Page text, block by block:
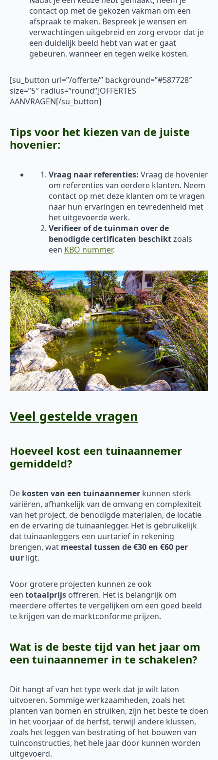
contact op met de gekozen vakman om een
afspraak te maken. Bespreek je wensen en
verwachtingen uitgebreid en zorg ervoor dat je
een duidelijk beeld hebt van wat er gaat
gebeuren, wanneer en tegen welke kosten.
[su_button url=”/offerte/” background=”#587728″
size=”5″ radius=”round”]OFFERTES
AANVRAGEN[/su_button]
Tips voor het kiezen van de juiste
hovenier:
Vraag naar referenties: Vraag de hovenier
om referenties van eerdere klanten. Neem
contact op met deze klanten om te vragen
naar hun ervaringen en tevredenheid met
het uitgevoerde werk.
Verifieer of de tuinman over de
benodigde certificaten beschiktzoals
een KBO nummer.
Veel gestelde vragen
Hoeveel kost een tuinaannemer
gemiddeld?
De kosten van een tuinaannemer kunnen sterk
variëren, afhankelijk van de omvang en complexiteit
van het project, de benodigde materialen, de locatie
en de ervaring de tuinaanlegger. Het is gebruikelijk
dat tuinaanleggers een uurtarief in rekening
brengen, wat meestal tussen de €30 en €60 per
uur ligt.
Voor grotere projecten kunnen ze ook
een totaalprijs offreren. Het is belangrijk om
meerdere offertes te vergelijken om een goed beeld
te krijgen van de marktconforme prijzen.
Wat is de beste tijd van het jaar om
een tuinaannemer in te schakelen?
Dit hangt af van het type werk dat je wilt laten
uitvoeren. Sommige werkzaamheden, zoals het
planten van bomen en struiken, zijn het beste te doen
in het voorjaar of de herfst, terwijl andere klussen,
zoals het leggen van bestrating of het bouwen van
tuinconstructies, het hele jaar door kunnen worden
uitgevoerd.